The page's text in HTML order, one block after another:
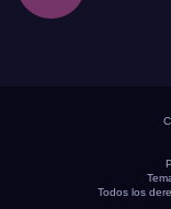
Todos los